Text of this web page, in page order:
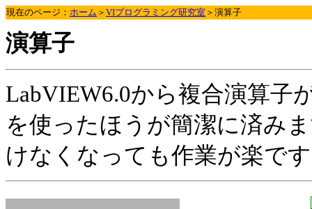
現在のページ： ホーム ＞ VIプログラミング研究室 ＞演算子
演算子
LabVIEW6.0から複合演算子
を使ったほうが簡潔に済み
けなくなっても作業が楽で